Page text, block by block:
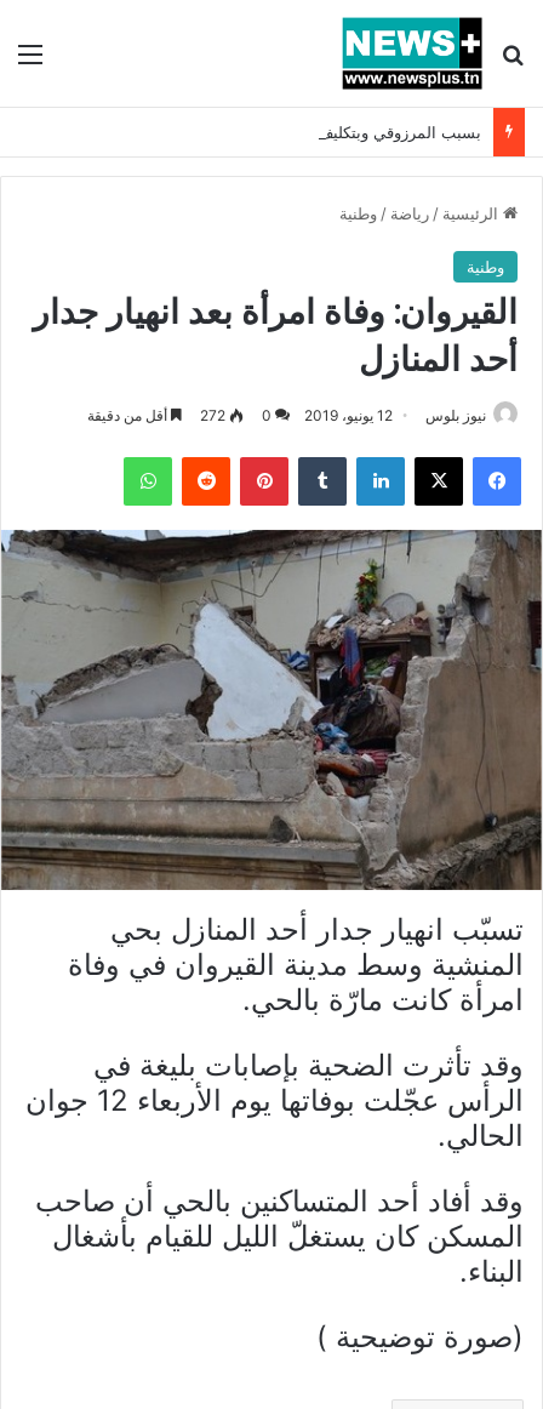
بحث عن
الرئيسية / رياضة / وطنية
وطنية
القيروان: وفاة امرأة بعد انهيار جدار
أحد المنازل
نيوز بلوس 12 يونيو، 2019 0
272 أقل من دقيقة
فيسبوك X لينكدإن بينتيريست واتساب
تسبّب انهيار جدار أحد المنازل بحي
المنشية وسط مدينة القيروان في وفاة
امرأة كانت مارّة بالحي.
وقد تأثرت الضحية بإصابات بليغة في
الرأس عجّلت بوفاتها يوم الأربعاء 12 جوان
الحالي.
وقد أفاد أحد المتساكنين بالحي أن صاحب
المسكن كان يستغلّ الليل للقيام بأشغال
البناء.
(صورة توضيحية )